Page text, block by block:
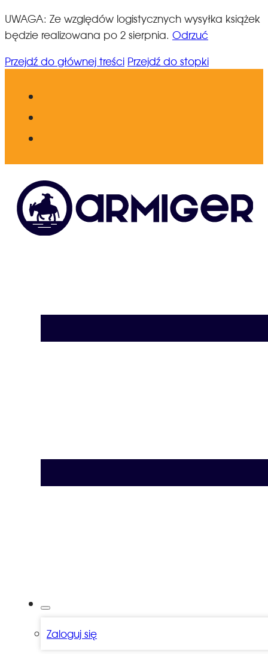
UWAGA: Ze względów logistycznych wysyłka książek
będzie realizowana po 2 sierpnia. Odrzuć
Przejdź do głównej treści Przejdź do stopki
Zaloguj się